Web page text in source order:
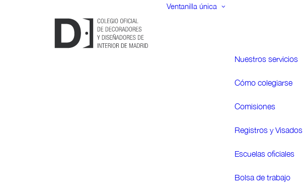
Ventanilla única
Nuestros servicios
Cómo colegiarse
Comisiones
Registros y Visados
Escuelas oficiales
Bolsa de trabajo